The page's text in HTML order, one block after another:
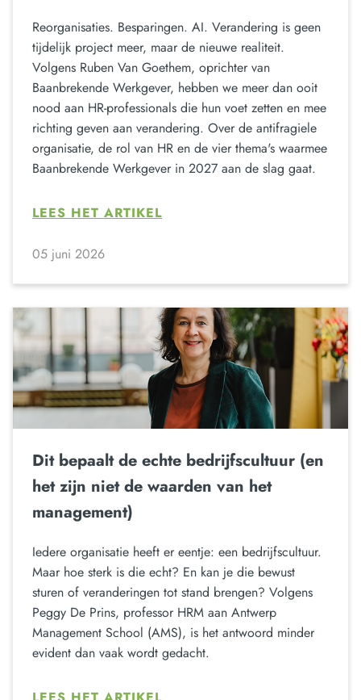
Reorganisaties. Besparingen. AI. Verandering is geen
tijdelijk project meer, maar de nieuwe realiteit.
Volgens Ruben Van Goethem, oprichter van
Baanbrekende Werkgever, hebben we meer dan ooit
nood aan HR-professionals die hun voet zetten en mee
richting geven aan verandering. Over de antifragiele
organisatie, de rol van HR en de vier thema's waarmee
Baanbrekende Werkgever in 2027 aan de slag gaat.
LEES HET ARTIKEL
05 juni 2026
Dit bepaalt de echte bedrijfscultuur (en
het zijn niet de waarden van het
management)
Iedere organisatie heeft er eentje: een bedrijfscultuur.
Maar hoe sterk is die echt? En kan je die bewust
sturen of veranderingen tot stand brengen? Volgens
Peggy De Prins, professor HRM aan Antwerp
Management School (AMS), is het antwoord minder
evident dan vaak wordt gedacht.